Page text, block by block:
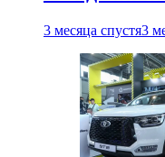
3 месяца спустя3